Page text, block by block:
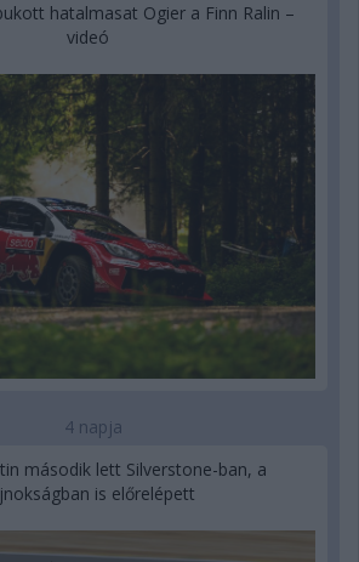
hatalmasat Ogier a Finn Ralin –
videó
4 napja
második lett Silverstone-ban, a
is előrelépett